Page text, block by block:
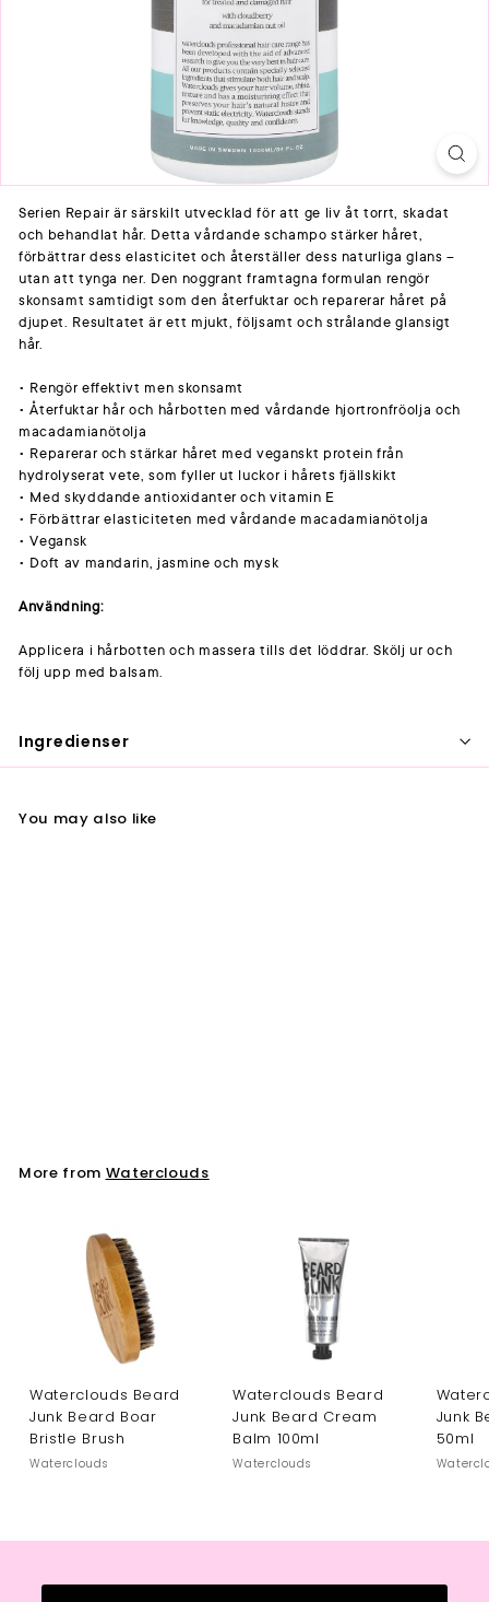
Serien Repair är särskilt utvecklad för att ge liv åt torrt, skadat
och behandlat hår. Detta vårdande schampo stärker håret,
förbättrar dess elasticitet och återställer dess naturliga glans –
utan att tynga ner. Den noggrant framtagna formulan rengör
skonsamt samtidigt som den återfuktar och reparerar håret på
djupet. Resultatet är ett mjukt, följsamt och strålande glansigt
hår.
• Rengör effektivt men skonsamt
• Återfuktar hår och hårbotten med vårdande hjortronfröolja och
macadamianötolja
• Reparerar och stärkar håret med veganskt protein från
hydrolyserat vete, som fyller ut luckor i hårets fjällskikt
• Med skyddande antioxidanter och vitamin E
• Förbättrar elasticiteten med vårdande macadamianötolja
• Vegansk
• Doft av mandarin, jasmine och mysk
Användning:
Applicera i hårbotten och massera tills det löddrar. Skölj ur och
följ upp med balsam.
Ingredienser
You may also like
More from Waterclouds
Waterclouds Beard
Junk Beard Boar
Bristle Brush
Waterclouds
Waterclouds Beard
Junk Beard Cream
Balm 100ml
Waterclouds
Junk
50ml